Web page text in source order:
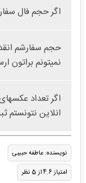
اگر حجم فال
حجم سفارشم
نمیتونم براتون
اگر تعداد
انلاین نتونستم
نویسنده: عاطفه حبیبی
امتیاز 4.6 از 5 نظر